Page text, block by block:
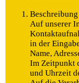
Auf unserer
in der
Name,
Im Zeitpunkt
und Uhrzeit